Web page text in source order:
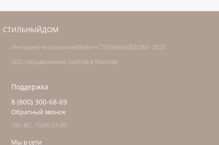
СТИЛЬНЫЙДОМ
Интернет-магазин мебели «СТИЛЬНЫЙДОМ» 2025
SEO продвижение сайтов в Москве
Поддержка
8 (800) 300-68-69
Обратный звонок
ПН.-ВС. 10:00-21:00
Мы в сети